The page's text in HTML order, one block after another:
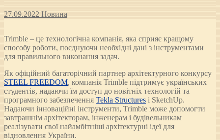
27.09.2022 Новина
Trimble – це технологічна компанія, яка сприяє кращому
способу роботи, поєднуючи необхідні дані з інструментами
для правильного виконання задач.
Як офіційний багаторічний партнер архітектурного конкурсу
STEEL FREEDOM, компанія Trimble підтримує українських
студентів, надаючи їм доступ до новітніх технологій та
програмного забезпечення Tekla Structures і SketchUp.
Надаючи інноваційні інструменти, Trimble може допомогти
завтрашнім архітекторам, інженерам і будівельникам
реалізувати свої найамбітніші архітектурні ідеї для
відновлення України.